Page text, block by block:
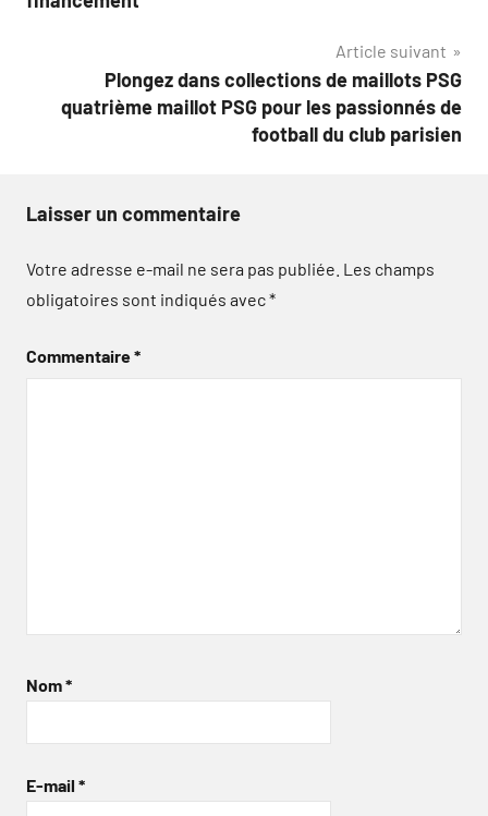
Article suivant
Plongez dans collections de maillots PSG
quatrième maillot PSG pour les passionnés de
football du club parisien
Laisser un commentaire
Votre adresse e-mail ne sera pas publiée. Les champs
obligatoires sont indiqués avec*
Commentaire*
Nom*
E-mail *